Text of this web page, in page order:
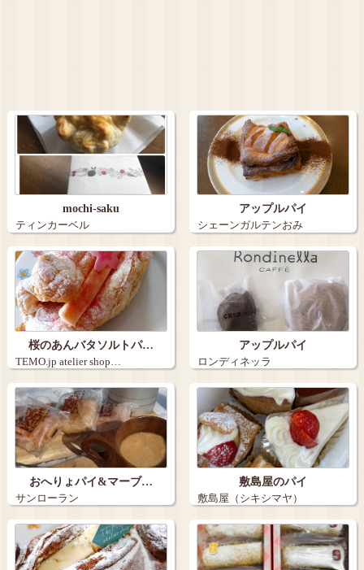
mochi-saku
ティンカーベル
アップルパイ
シェーンガルテンおみ
桜のあんバタソルトパ…
TEMO.jp atelier shop…
アップルパイ
ロンディネッラ
おへりょパイ&マーブ…
サンローラン
敷島屋のパイ
敷島屋（シキシマヤ）